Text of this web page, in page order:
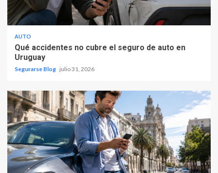
AUTO
Qué accidentes no cubre el seguro de auto en
Uruguay
Segurarse Blog julio 31, 2026